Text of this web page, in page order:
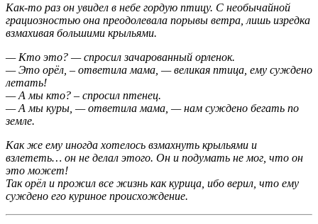
Как-то раз он увидел в небе гордую птицу. С необычайной
грациозностью она преодолевала порывы ветра, лишь изредка
взмахивая большими крыльями.
— Кто это? — спросил зачарованный орленок.
— Это орёл, – ответила мама, — великая птица, ему суждено
летать!
— А мы кто? – спросил птенец.
— А мы куры, — ответила мама, — нам суждено бегать по
земле.
Как же ему иногда хотелось взмахнуть крыльями и
взлететь… он не делал этого. Он и подумать не мог, что он
это может!
Так орёл и прожил все жизнь как курица, ибо верил, что ему
суждено его куриное происхождение.